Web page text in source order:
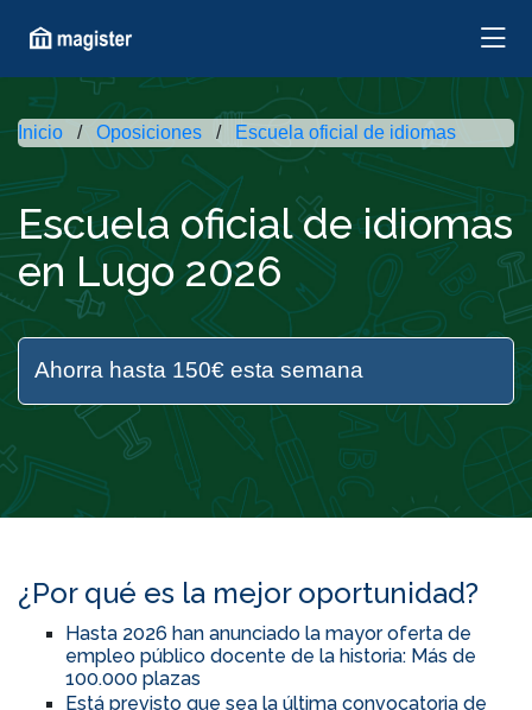
Inicio Oposiciones Escuela oficial de idiomas
Escuela oficial de idiomas
en Lugo 2026
Ahorra hasta 150€ esta semana
¿Por qué es la mejor oportunidad?
Hasta 2026 han anunciado la mayor oferta de
empleo público docente de la historia: Más de
100.000 plazas
Está previsto que sea la última convocatoria de